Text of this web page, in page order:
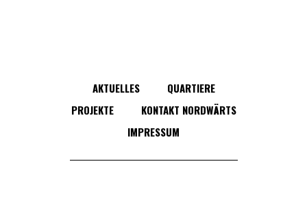
AKTUELLES
QUARTIERE
PROJEKTE
KONTAKT NORDWÄRTS
IMPRESSUM